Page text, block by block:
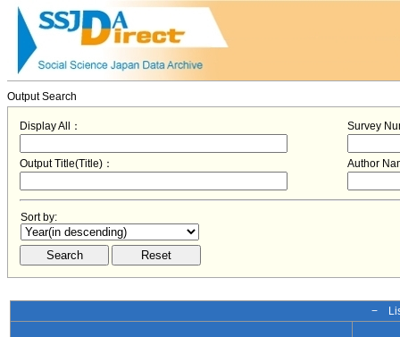
Output Search
Display All： Survey
Output Title(Title)： Author
Sort by:
−